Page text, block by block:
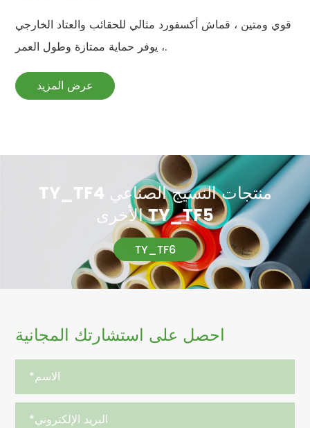
قوي ومتين ، قماش أكسفورد مثالي للحقائب والعتاد الخارجي
، يوفر حماية ممتازة وطول العمر.
عرض المزيد
TY_TF4 منتجات النسيج الصناعي
الأخرى TY_TF5
TY_TF6
احصل على استشارتك المجانية